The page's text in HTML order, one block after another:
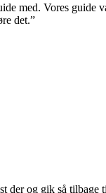
med. Vores guide
det.”
der og gik så